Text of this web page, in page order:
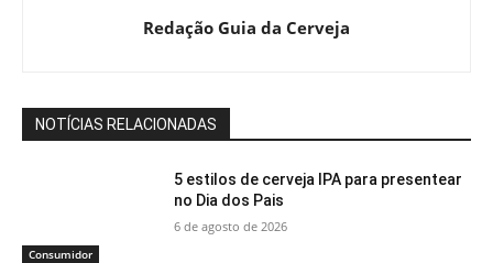
Redação Guia da Cerveja
NOTÍCIAS RELACIONADAS
Consumidor
5 estilos de cerveja IPA para presentear
no Dia dos Pais
6 de agosto de 2026